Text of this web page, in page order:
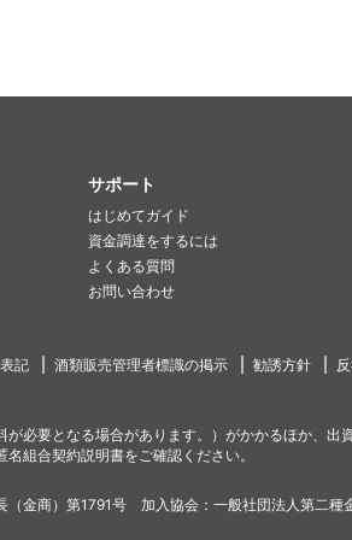
サポート
はじめてガイド
資金調達をするには
よくある質問
お問い合わせ
記 酒類販売管理者標識の掲示 勧誘方針
必要となる場合があります。）がかかるほか、出
組合契約説明書をご確認ください。
金商）第1791号 加入協会：一般社団法人第二種